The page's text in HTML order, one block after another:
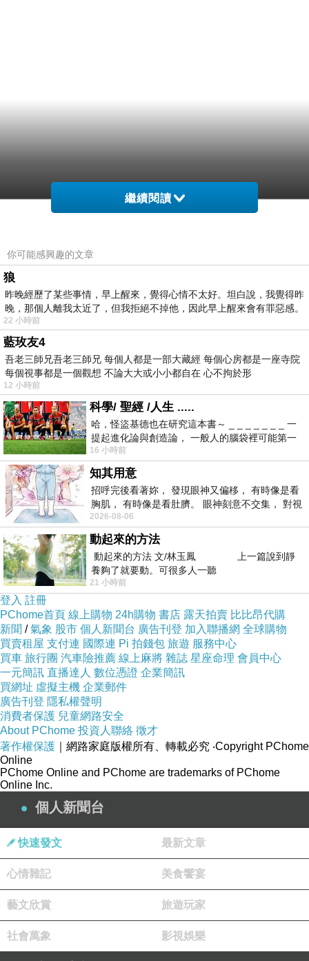
繼續閱讀
你可能感興趣的文章
狼
昨晚經歷了某些事情，早上醒來，覺得心情不太好。坦白說，我覺得昨
晚，那個人離我太近了，但我拒絕不掉他，因此早上醒來會有罪惡感。
22 小時前
藍玫友4
吾老三師兄吾老三師兄 每個人都是一部大藏經 每個心房都是一座寺院
每個視事都是一個觀想 不論大大或小小都自在 心不拘於形
12 小時前
科學/ 聖經 /人生 .....
哈，怪盜基德也在研究這本書～ _ _ _ _ _ _ _ 一
提起進化論與創造論， 一般人的腦袋裡可能第一
時間就有「 進化論很科
16 小時前
知其用意
招呼完後看著妳， 發現眼神又偏移， 有時像是看
胸肌， 有時像是看肚臍。 眼神刻意不交集， 對視
視線不對齊， 讓我很難不
2026-08-06
動起來的方法
動起來的方法 文/林玉鳳 上一篇說到靜
養夠了就要動。可很多人一聽
21 小時前
登入 註冊
PChome首頁 線上購物 24h購物 書店 露天拍賣 比比昂代購
新聞 /氣象 股市 個人新聞台 廣告刊登 加入聯播網 全球購物
買賣租屋 支付連 國際連 Pi 拍錢包 旅遊 服務中心
買車 旅行團 汽車險推薦 線上麻將 雜誌 星座命理 會員中心
一元簡訊 直播達人 數位憑證 企業簡訊
買網址 虛擬主機 企業郵件
廣告刊登 隱私權聲明
消費者保護 兒童網路安全
About PChome 投資人聯絡 徵才
著作權保護 ｜網路家庭版權所有、轉載必究 ‧Copyright PChome
Online
PChome Online and PChome are trademarks of PChome
Online Inc.
個人新聞台
快速發文 最新文章
心情雜記 美食饗宴
藝文欣賞 旅遊玩家
社會萬象 影視娛樂